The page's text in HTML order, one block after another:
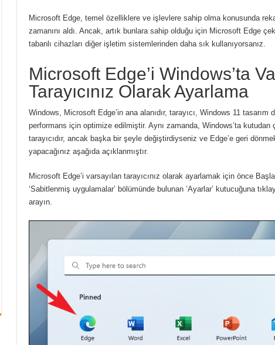
Microsoft Edge, temel özelliklere ve işlevlere sahip olma konusunda
zamanını aldı. Ancak, artık bunlara sahip olduğu için Microsoft Edge
tabanlı cihazları diğer işletim sistemlerinden daha sık kullanıyorsanız.
Microsoft Edge’i Windows’ta
Tarayıcınız Olarak Ayarlama
Windows, Microsoft Edge’in ana alanıdır, tarayıcı, Windows 11 tasarım
performans için optimize edilmiştir. Aynı zamanda, Windows’ta kutudan
tarayıcıdır, ancak başka bir şeyle değiştirdiyseniz ve Edge’e geri
yapacağınız aşağıda açıklanmıştır.
Microsoft Edge’i varsayılan tarayıcınız olarak ayarlamak için önce
‘Sabitlenmiş uygulamalar’ bölümünde bulunan ‘Ayarlar’ kutucuğuna
arayın.